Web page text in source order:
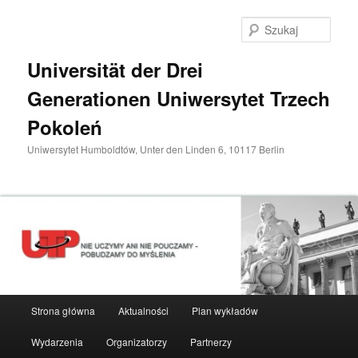
Universität der Drei
Generationen Uniwersytet Trzech
Pokoleń
Uniwersytet Humboldtów, Unter den Linden 6, 10117 Berlin
Strona główna Aktualności Plan wykładów
Wydarzenia Organizatorzy Partnerzy